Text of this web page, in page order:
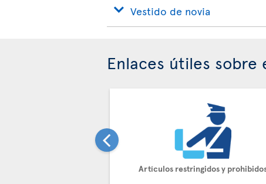
Vestido de novia
Enlaces útiles sobre
Artículos restringidos y